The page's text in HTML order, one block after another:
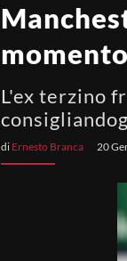
L'ex terzino
di Ernesto Branca 20